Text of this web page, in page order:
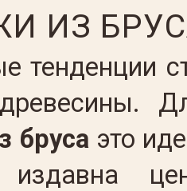
ИЗ
тенденции
бруса это
издавна